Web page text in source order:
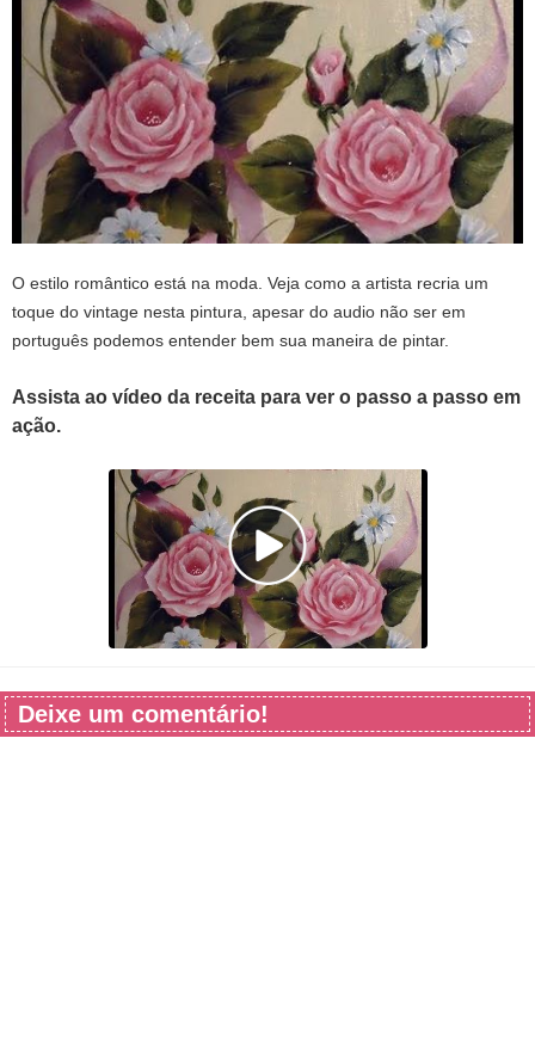
O estilo romântico está na moda Veja como a artista recria um
toque do vintage nesta pintura , apesar do audio não ser em
português podemos entender bem sua maneira de pintar.
Assista ao vídeo da receita para ver o passo a passo em
ação.
Deixe um comentário!